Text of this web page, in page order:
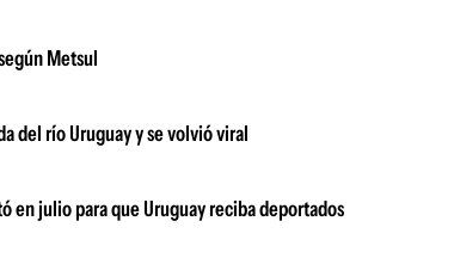
Metsul
del río Uruguay y se volvió viral
en julio para que Uruguay reciba deportados